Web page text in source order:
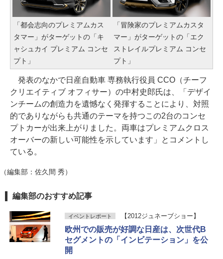
「都会志向のプレミアムカス
タマー」がターゲットの「キ
ャシュカイ プレミアム コンセ
プト」
「冒険家のプレミアムカスタ
マー」がターゲットの「エク
ストレイルプレミアム コンセ
プト」
発表のなかで日産自動車 専務執行役員 CCO（チーフ
クリエイティブ オフィサー）の中村史郎氏は、「デザイ
ンチームの創造力を遺憾なく発揮することにより、対照
的でありながらも共通のテーマを持つこの2台のコンセ
プトカーが出来上がりました。両車はプレミアムクロス
オーバーの新しい可能性を示しています」とコメントし
ている。
（編集部：佐久間 秀）
編集部のおすすめ記事
イベントレポート 【2012ジュネーブショー】
欧州での販売が好調な日産は、次世代B
セグメントの「インビテーション」を公
開